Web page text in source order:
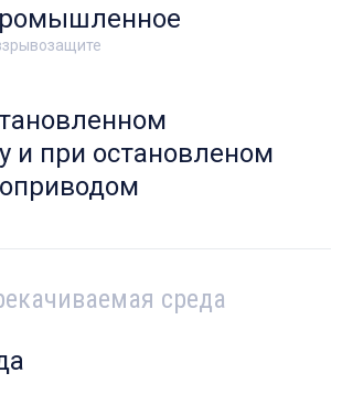
и при остановленом
среда